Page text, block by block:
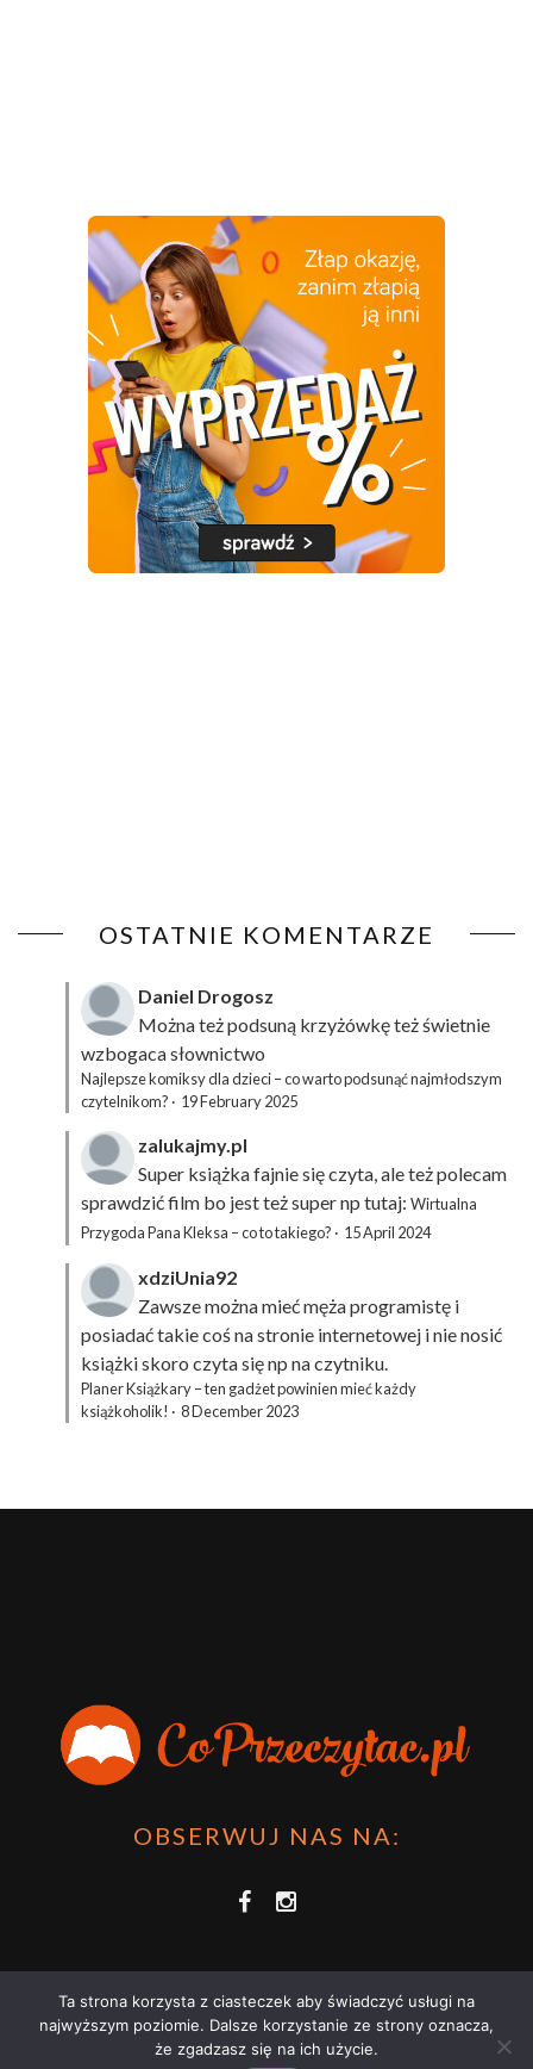
OSTATNIE KOMENTARZE
Daniel Drogosz
Można też podsuną krzyżówkęteż świetnie
wzbogaca słownictwo
Najlepsze komiksy dla dzieci – co warto podsunąć najmłodszym
czytelnikom? · 19 February 2025
zalukajmy.pl
Super książka fajnie się czyta, ale też polecam
sprawdzić film bo jest też super np tutaj: Wirtualna
Przygoda Pana Kleksa – co to takiego? · 15 April 2024
xdziUnia92
Zawsze można mieć męża programistę i
posiadać takie coś na stronie internetowej i nie nosić
książki skoro czyta się np na czytniku.
Planer Książkary – ten gadżet powinien mieć każdy
książkoholik! · 8 December 2023
OBSERWUJ NAS NA:
COPRZECZYTAĆ.PL 2021 | STRONA WYKORZYSTUJE PLIKI COOKIES |
Ta strona korzysta z ciasteczek aby świadczyć usługi na
najwyższym poziomie. Dalsze korzystanie ze strony oznacza,
że zgadzasz się na ich użycie.